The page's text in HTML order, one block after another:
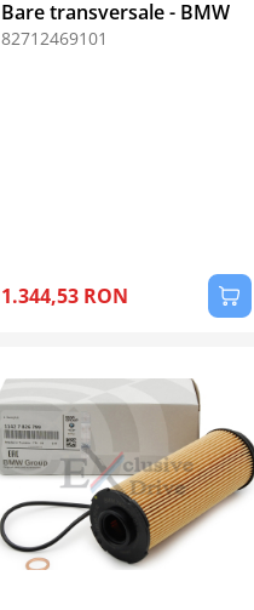
Bare transversale - BMW
82712469101
1.344,53 RON